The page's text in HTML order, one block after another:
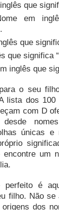
que
em
que
que significa
inglês que
o seu
lista dos 100
com D
únicas e
encontre um
perfeito é
filho. Não se
dos